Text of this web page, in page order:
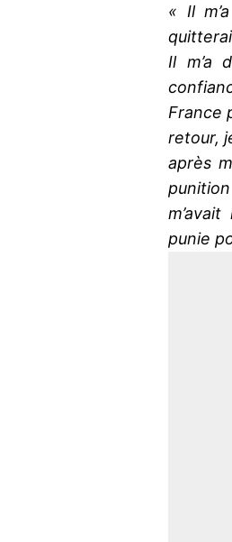
« Il
Il m’a
France
retour,
après
punie